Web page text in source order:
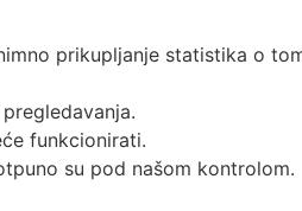
prikupljanje statistika o
funkcionirati.
su pod našom kontrolom.